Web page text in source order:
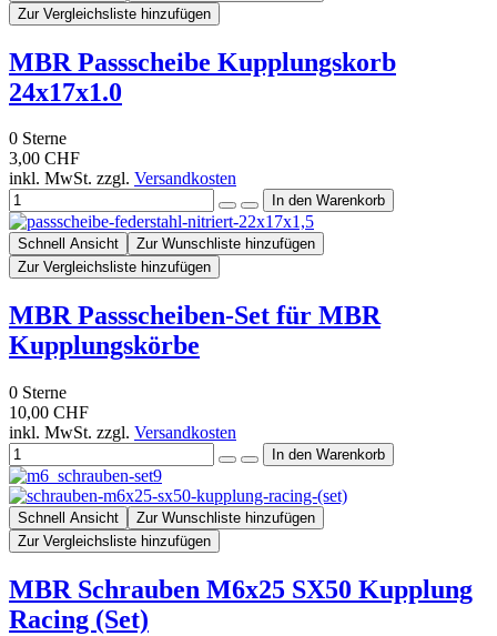
Zur Vergleichsliste hinzufügen
MBR Passscheibe Kupplungskorb
24x17x1.0
0 Sterne
3,00 CHF
inkl. MwSt. zzgl. Versandkosten
Schnell Ansicht
Zur Wunschliste hinzufügen
Zur Vergleichsliste hinzufügen
MBR Passscheiben-Set für MBR
Kupplungskörbe
0 Sterne
10,00 CHF
inkl. MwSt. zzgl. Versandkosten
Schnell Ansicht
Zur Wunschliste hinzufügen
Zur Vergleichsliste hinzufügen
MBR Schrauben M6x25 SX50 Kupplung
Racing (Set)